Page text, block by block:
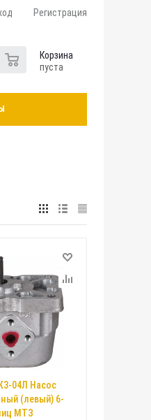
Регистрация
Корзина
пуста
04Л Насос
(левый) 6-
МТЗ